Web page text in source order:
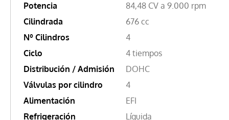
Potencia
84,48 CV a 9.000 rpm
Cilindrada
676 cc
Nº Cilindros
4
Ciclo
4 tiempos
Distribución / Admisión
DOHC
Válvulas por cilindro
4
Alimentación
EFI
Refrigeración
Líquida